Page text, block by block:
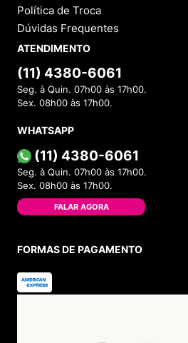
Política de Troca
Dúvidas Frequentes
ATENDIMENTO
(11) 4380-6061
Seg. à Quin. 07h00 às 17h00.
Sex. 08h00 às 17h00.
WHATSAPP
(11) 4380-6061
Seg. à Quin. 07h00 às 17h00.
Sex. 08h00 às 17h00.
FALAR AGORA
FORMAS DE PAGAMENTO